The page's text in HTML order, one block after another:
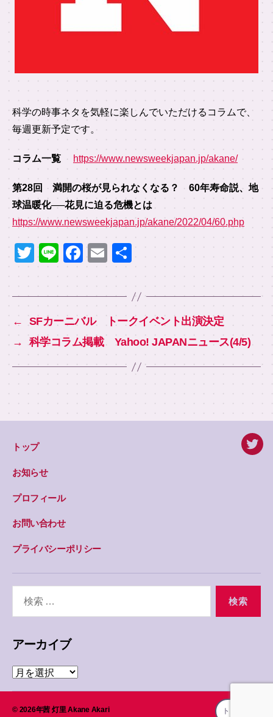
科学の時事ネタを気軽に楽しんでいただけるコラムで、
毎週更新予定です。
コラム一覧 https://www.newsweekjapan.jp/akane/
第28回 満開の桜が見られなくなる？ 60年寿命説、地
球温暖化──花見に迫る危機とは
https://www.newsweekjapan.jp/akane/2022/04/60.php
T
wi
tt
er
Li
n
e
F
a
c
e
b
o
o
k
E
m
ail
共
有
←
SFカーニバル トークイベント出演決定
→
科学コラム掲載 Yahoo! JAPANニュース(4/5)
トップ
お知らせ
プロフィール
お問い合わせ
プライバシーポリシー
対
アーカイブ
ア
イ
© 2026年茜 灯里 Akane Akari トップへ